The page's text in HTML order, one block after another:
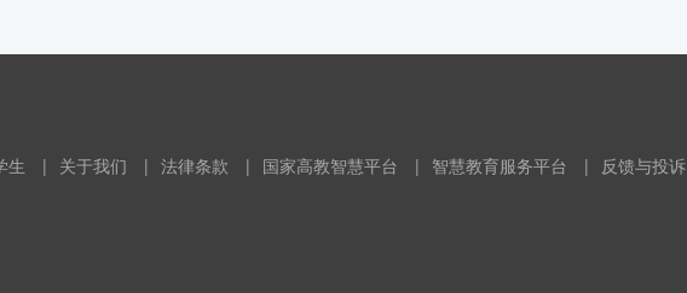
生 | 关于我们 | 法律条款 | 国家高教智慧平台 | 智慧教育服务平台 | 反馈与投诉